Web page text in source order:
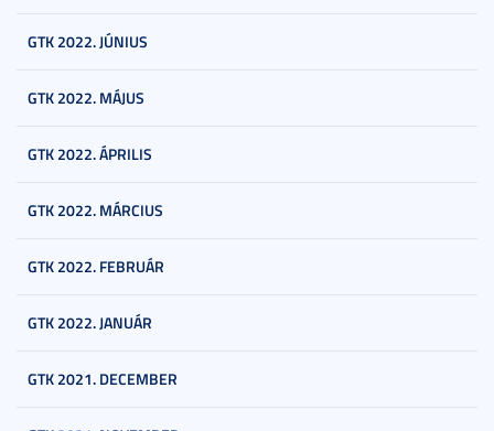
GTK 2022. JÚNIUS
GTK 2022. MÁJUS
GTK 2022. ÁPRILIS
GTK 2022. MÁRCIUS
GTK 2022. FEBRUÁR
GTK 2022. JANUÁR
GTK 2021. DECEMBER